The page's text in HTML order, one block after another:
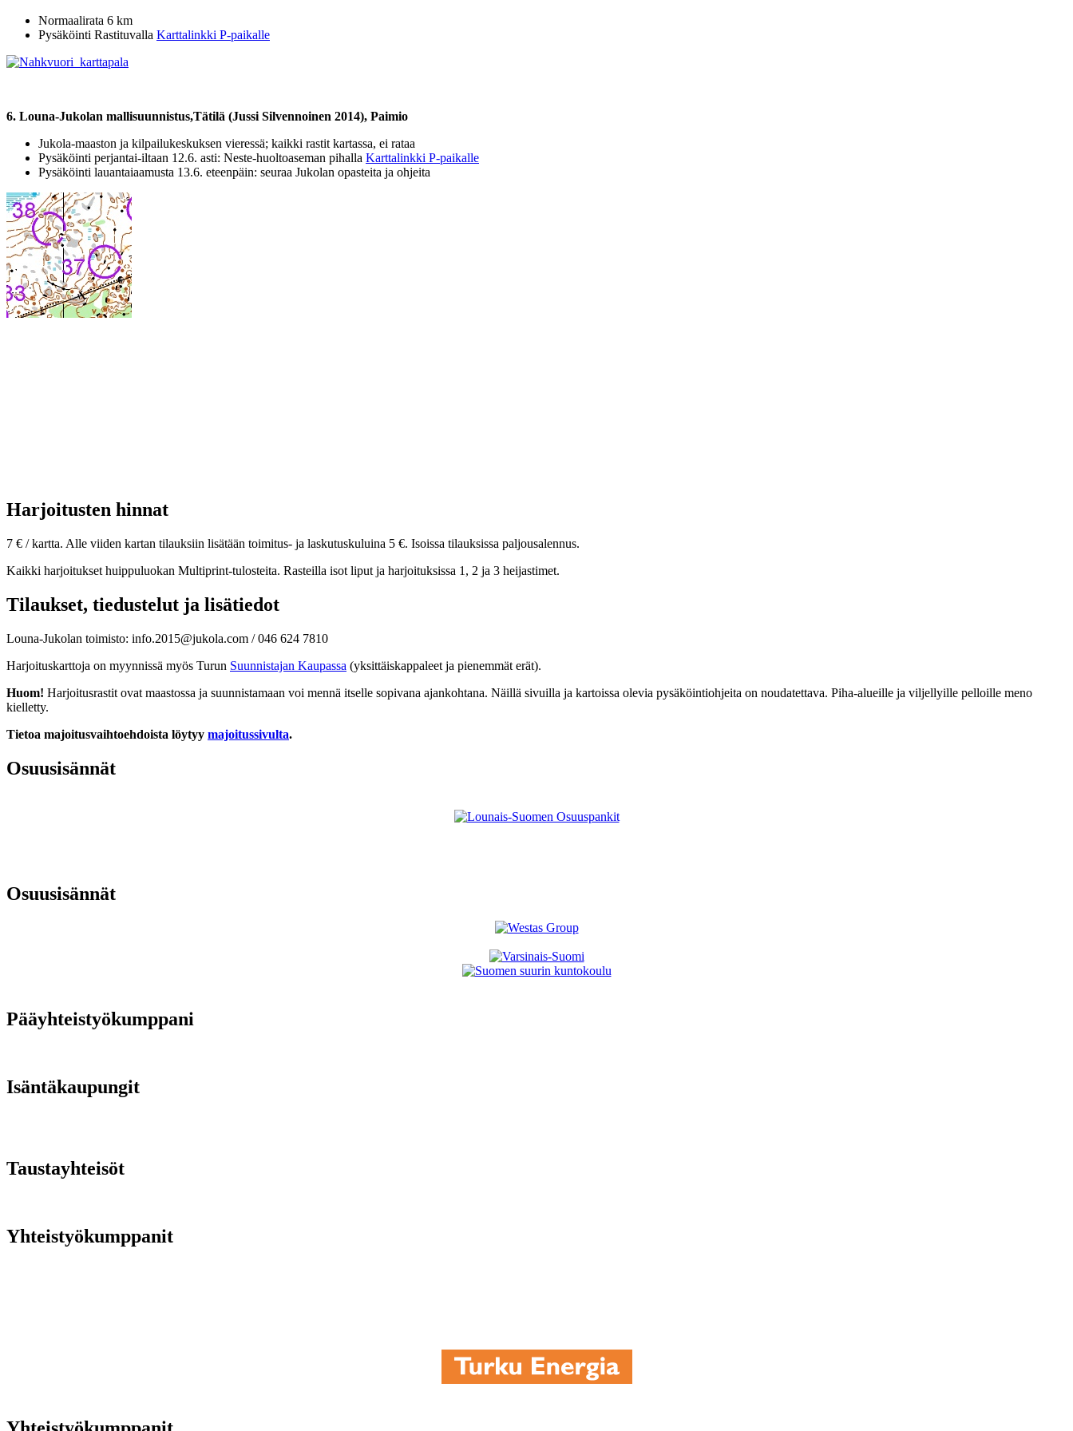
Normaalirata 6 km
Pysäköinti Rastituvalla Karttalinkki P-paikalle
6. Louna-Jukolan mallisuunnistus,Tätilä (Jussi Silvennoinen 2014), Paimio
Jukola-maaston ja kilpailukeskuksen vieressä; kaikki rastit kartassa, ei rataa
Pysäköinti perjantai-iltaan 12.6. asti: Neste-huoltoaseman pihalla Karttalinkki P-paikalle
Pysäköinti lauantaiaamusta 13.6. eteenpäin: seuraa Jukolan opasteita ja ohjeita
Harjoitusten hinnat
7 € / kartta. Alle viiden kartan tilauksiin lisätään toimitus- ja laskutuskuluina 5 €. Isoissa tilauksissa paljousalennus.
Kaikki harjoitukset huippuluokan Multiprint-tulosteita. Rasteilla isot liput ja harjoituksissa 1, 2 ja 3 heijastimet.
Tilaukset, tiedustelut ja lisätiedot
Louna-Jukolan toimisto: info.2015@jukola.com / 046 624 7810
Harjoituskarttoja on myynnissä myös Turun Suunnistajan Kaupassa (yksittäiskappaleet ja pienemmät erät).
Huom! Harjoitusrastit ovat maastossa ja suunnistamaan voi mennä itselle sopivana ajankohtana. Näillä sivuilla ja kartoissa olevia pysäköintiohjeita on noudatettava. Piha-alueille ja viljellyille pelloille meno
kielletty.
Tietoa majoitusvaihtoehdoista löytyy majoitussivulta.
Osuusisännät
Osuusisännät
Pääyhteistyökumppani
Isäntäkaupungit
Taustayhteisöt
Yhteistyökumppanit